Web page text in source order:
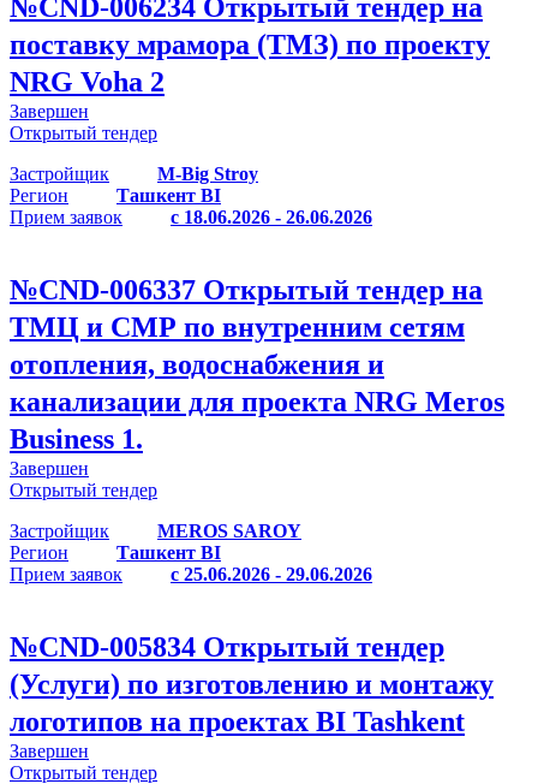
№CND-006234 Открытый тендер на
поставку мрамора (ТМЗ) по проекту
NRG Voha 2
Завершен
Открытый тендер
Застройщик
M-Big Stroy
Регион
Ташкент BI
Прием заявок
с 18.06.2026 - 26.06.2026
№CND-006337 Открытый тендер на
ТМЦ и СМР по внутренним сетям
отопления, водоснабжения и
канализации для проекта NRG Meros
Business 1.
Завершен
Открытый тендер
Застройщик
MEROS SAROY
Регион
Ташкент BI
Прием заявок
с 25.06.2026 - 29.06.2026
№CND-005834 Открытый тендер
(Услуги) по изготовлению и монтажу
логотипов на проектах BI Tashkent
Завершен
Открытый тендер